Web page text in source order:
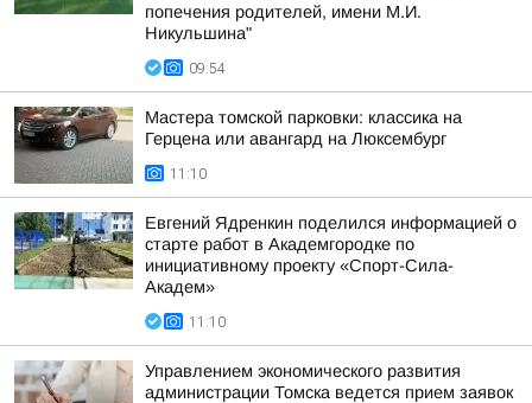
попечения родителей, имени М.И.
Никульшина"
09:54
Мастера томской парковки: классика на
Герцена или авангард на Люксембург
11:10
Евгений Ядренкин поделился информацией о
старте работ в Академгородке по
инициативному проекту «Спорт-Сила-
Академ»
11:10
Управлением экономического развития
администрации Томска ведется прием заявок